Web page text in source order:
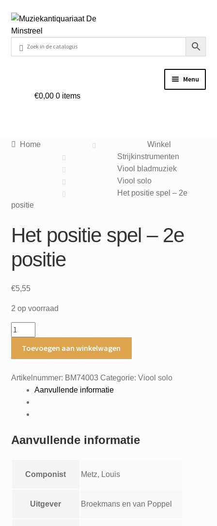
Ga
door
navigatie
Ga
naar
inhoud
Menu
Veel gestelde vragen
Mijn account
€0,00 0 items
Home
Winkel
Strijkinstrumenten
Viool bladmuziek
Viool solo
Het positie spel – 2e
positie
Het positie spel – 2e
positie
€5,55
2 op voorraad
Het
positie
spel
2e
positie
aantal
Toevoegen aan winkelwagen
Artikelnummer: BM74003 Categorie: Viool solo
Aanvullende informatie
Aanvullende informatie
Componist Metz, Louis
Uitgever Broekmans en van Poppel